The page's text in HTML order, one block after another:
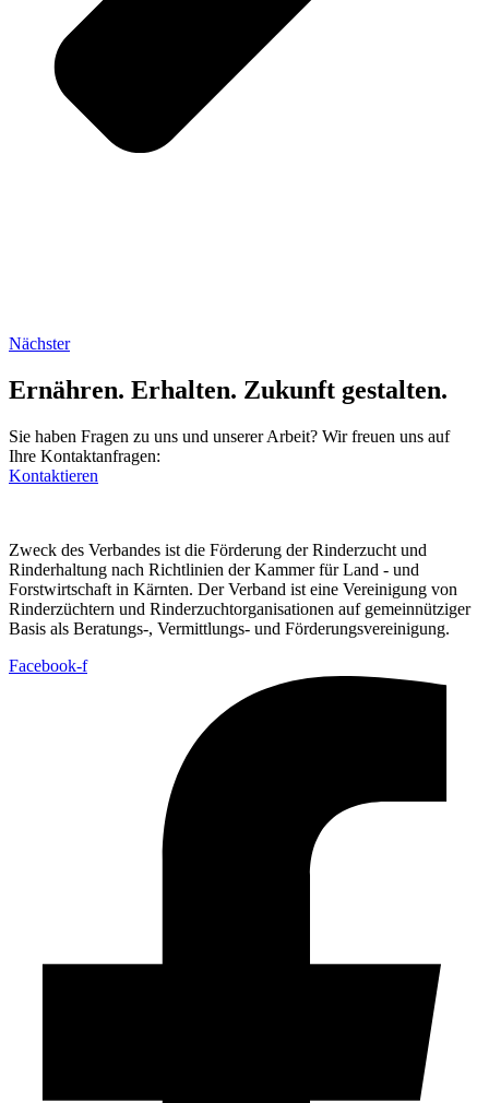
Nächster
Ernähren. Erhalten. Zukunft gestalten.
Sie haben Fragen zu uns und unserer Arbeit? Wir freuen uns auf
Ihre Kontaktanfragen:
Kontaktieren
Zweck des Verbandes ist die Förderung der Rinderzucht und
Rinderhaltung nach Richtlinien der Kammer für Land - und
Forstwirtschaft in Kärnten. Der Verband ist eine Vereinigung von
Rinderzüchtern und Rinderzuchtorganisationen auf gemeinnütziger
Basis als Beratungs-, Vermittlungs- und Förderungsvereinigung.
Facebook-f